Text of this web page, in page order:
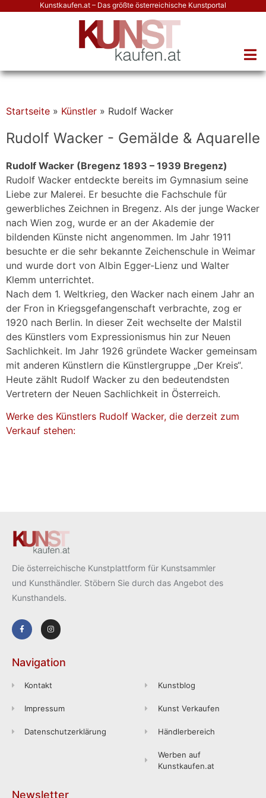
Kunstkaufen.at – Das größte österreichische Kunstportal
Startseite » Künstler » Rudolf Wacker
Rudolf Wacker - Gemälde & Aquarelle
Rudolf Wacker (Bregenz 1893 – 1939 Bregenz)
Rudolf Wacker entdeckte bereits im Gymnasium seine
Liebe zur Malerei. Er besuchte die Fachschule für
gewerbliches Zeichnen in Bregenz. Als der junge Wacker
nach Wien zog, wurde er an der Akademie der
bildenden Künste nicht angenommen. Im Jahr 1911
besuchte er die sehr bekannte Zeichenschule in Weimar
und wurde dort von Albin Egger-Lienz und Walter
Klemm unterrichtet.
Nach dem 1. Weltkrieg, den Wacker nach einem Jahr an
der Fron in Kriegsgefangenschaft verbrachte, zog er
1920 nach Berlin. In dieser Zeit wechselte der Malstil
des Künstlers vom Expressionismus hin zur Neuen
Sachlichkeit. Im Jahr 1926 gründete Wacker gemeinsam
mit anderen Künstlern die Künstlergruppe „Der Kreis“.
Heute zählt Rudolf Wacker zu den bedeutendsten
Vertretern der Neuen Sachlichkeit in Österreich.
Werke des Künstlers Rudolf Wacker, die derzeit zum
Verkauf stehen:
Die österreichische Kunstplattform für Kunstsammler
und Kunsthändler. Stöbern Sie durch das Angebot des
Kunsthandels.
Navigation
Kontakt
Impressum
Datenschutzerklärung
Kunstblog
Kunst Verkaufen
Händlerbereich
Werben auf
Kunstkaufen.at
Newsletter